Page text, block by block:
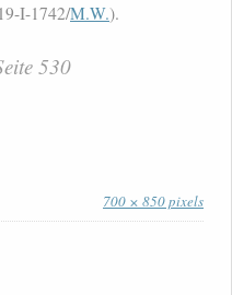
I-1742/M.W.).
530
700 × 850 pixels